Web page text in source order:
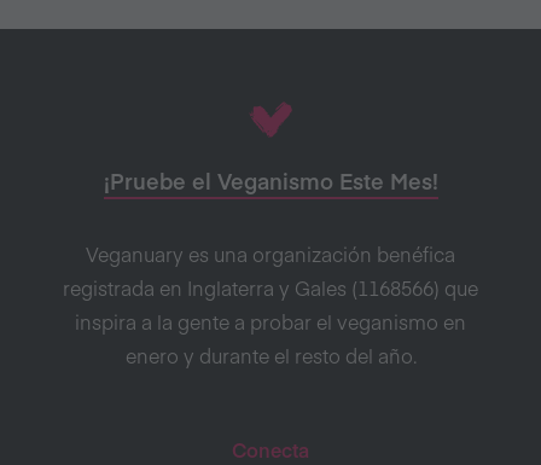
¡Pruebe el Veganismo Este Mes!
Veganuary es una organización benéfica
registrada en Inglaterra y Gales (1168566) que
inspira a la gente a probar el veganismo en
enero y durante el resto del año.
Conecta